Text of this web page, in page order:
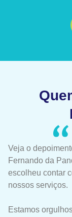
Veja o
Fernando da
escolheu contar
nossos serviços.
Estamos